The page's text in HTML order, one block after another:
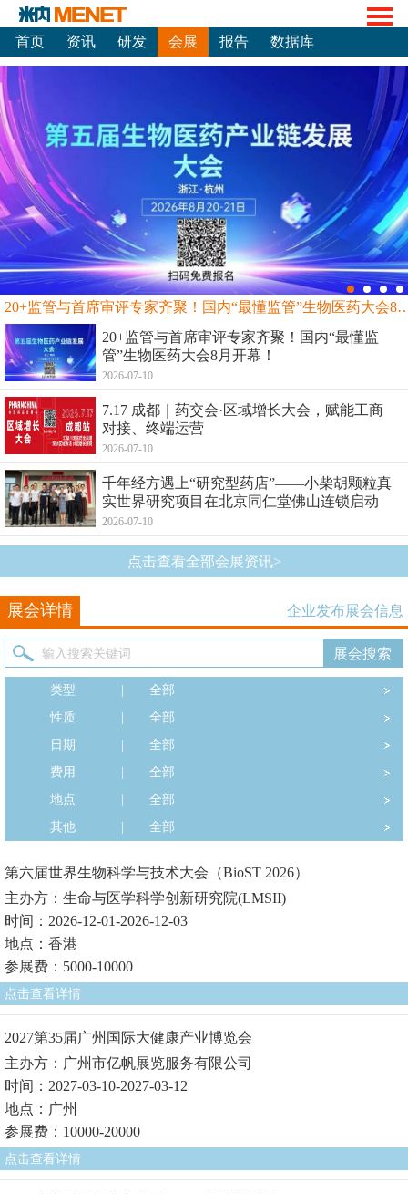
首页 资讯 研发 会展 报告 数据库
20+监管与首席审评专家齐聚！国内“最
20+监管与首席审评专家齐聚！国内“最懂监
管”生物医药大会8月开幕！
2026-07-10
7.17 成都｜药交会·区域增长大会，赋能工商
对接、终端运营
2026-07-10
千年经方遇上“研究型药店”——小柴胡颗粒真
实世界研究项目在北京同仁堂佛山连锁启动
2026-07-10
点击查看全部会展资讯>
展会详情 企业发布展会信息
类型
全部
性质
全部
日期
全部
费用
全部
地点
全部
其他
全部
第六届世界生物科学与技术大会（BioST 2026）
主办方：生命与医学科学创新研究院(LMSII)
时间：2026-12-01-2026-12-03
地点：香港
参展费：5000-10000
点击查看详情
2027第35届广州国际大健康产业博览会
主办方：广州市亿帆展览服务有限公司
时间：2027-03-10-2027-03-12
地点：广州
参展费：10000-20000
点击查看详情